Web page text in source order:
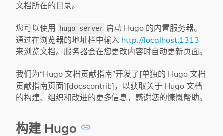
文档所在的目录。
您可以使用 hugo server 启动 Hugo 的内置服务器。
通过在浏览器的地址栏中输入 http://localhost:1313
来浏览文档。服务器会在您更改内容时自动更新页面。
我们为“Hugo 文档贡献指南”开发了[单独的 Hugo 文档
贡献指南页面][docscontrib]，以获取关于 Hugo 文档
的构建、组织和改进的更多信息，感谢您的慷慨帮助。
构建 Hugo